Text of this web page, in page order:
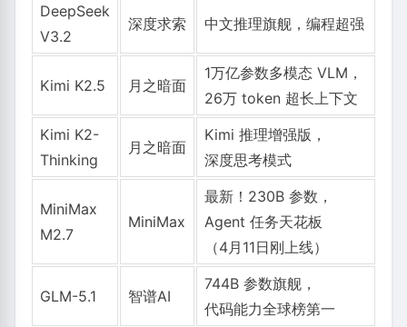
DeepSeek
V3.2
深度求索 中文推理旗舰，编程超强
Kimi K2.5 月之暗面
1万亿参数多模态 VLM，
26万 token 超长上下文
Kimi K2-
Thinking
月之暗面
Kimi 推理增强版，
深度思考模式
MiniMax
M2.7
MiniMax
最新！230B 参数，
Agent 任务天花板
（4月11日刚上线）
GLM-5.1 智谱AI
744B 参数旗舰，
代码能力全球榜第一